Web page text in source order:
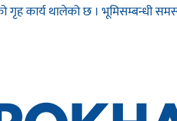
गृह कार्य थालेको छ । भूमिसम्बन्धी